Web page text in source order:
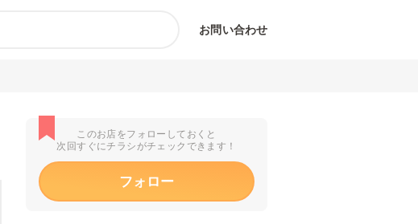
お問い合わせ
このお店をフォローしておくと
次回すぐにチラシがチェックできます！
フォロー